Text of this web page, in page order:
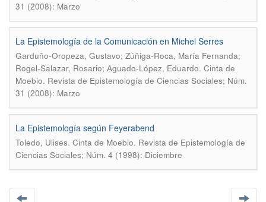
31 (2008): Marzo
La Epistemología de la Comunicación en Michel Serres
Garduño-Oropeza, Gustavo; Zúñiga-Roca, María Fernanda;
Rogel-Salazar, Rosario; Aguado-López, Eduardo. Cinta de
Moebio. Revista de Epistemología de Ciencias Sociales; Núm.
31 (2008): Marzo
La Epistemología según Feyerabend
Toledo, Ulises. Cinta de Moebio. Revista de Epistemología de
Ciencias Sociales; Núm. 4 (1998): Diciembre